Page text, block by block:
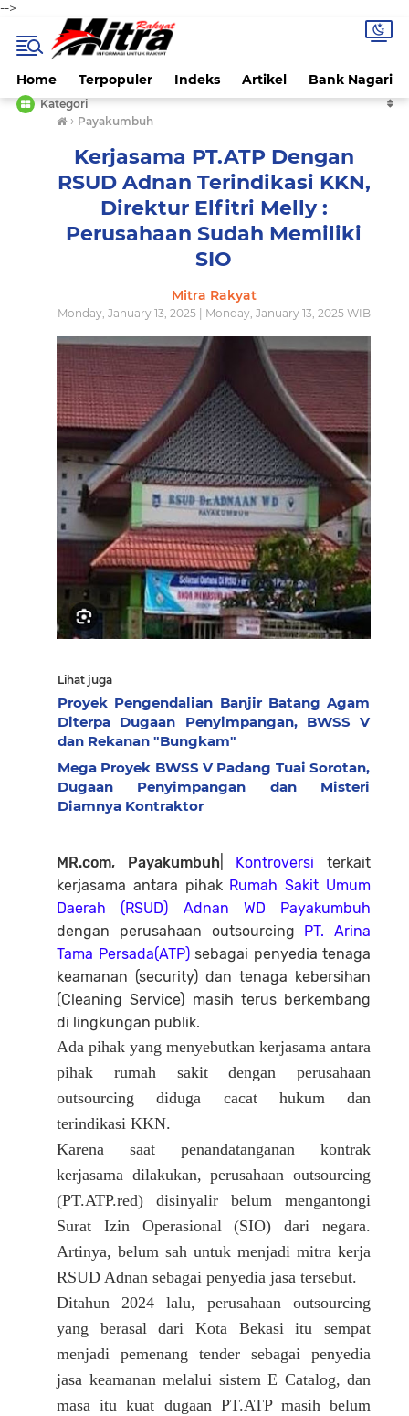
-->
Home Terpopuler Indeks Artikel Bank Nagari
Kategori
› Payakumbuh
Kerjasama PT.ATP Dengan
RSUD Adnan Terindikasi KKN,
Direktur Elfitri Melly :
Perusahaan Sudah Memiliki
SIO
Mitra Rakyat
Monday, January 13, 2025 | Monday, January 13, 2025 WIB
Lihat juga
Proyek Pengendalian Banjir Batang Agam
Diterpa Dugaan Penyimpangan, BWSS V
dan Rekanan "Bungkam"
Mega Proyek BWSS V Padang Tuai Sorotan,
Dugaan Penyimpangan dan Misteri
Diamnya Kontraktor
MR.com, Payakumbuh Kontroversi terkait
kerjasama antara pihak Rumah Sakit Umum
Daerah (RSUD) Adnan WD Payakumbuh
dengan perusahaan outsourcing PT. Arina
Tama Persada(ATP)sebagai penyedia tenaga
keamanan (security) dan tenaga kebersihan
(Cleaning Service) masih terus berkembang
di lingkungan publik.
Ada pihak yang menyebutkan kerjasama antara
pihak rumah sakit dengan perusahaan
outsourcing diduga cacat hukum dan
terindikasi KKN.
Karena saat penandatanganan kontrak
kerjasama dilakukan, perusahaan outsourcing
(PT.ATP.red) disinyalir belum mengantongi
Surat Izin Operasional (SIO) dari negara.
Artinya, belum sah untuk menjadi mitra kerja
RSUD Adnan sebagai penyedia jasa tersebut.
Ditahun 2024 lalu, perusahaan outsourcing
yang berasal dari Kota Bekasi itu sempat
menjadi pemenang tender sebagai penyedia
jasa keamanan melalui sistem E Catalog, dan
masa itu kuat dugaan PT.ATP masih belum